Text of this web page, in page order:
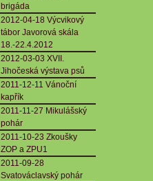
brigáda
2012-04-18 Výcvikový
tábor Javorová skála
18.-22.4.2012
2012-03-03 XVII.
Jihočeská výstava psů
2011-12-11 Vánoční
kapřík
2011-11-27 Mikulášský
pohár
2011-10-23 Zkoušky
ZOP a ZPU1
2011-09-28
Svatováclavský pohár